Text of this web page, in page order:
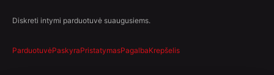
Diskreti intymi parduotuvė suaugusiems.
ParduotuvėPaskyraPristatymasPagalbaKrepšelis